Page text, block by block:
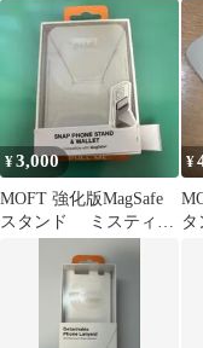
ジェットブラック
ジ
14
¥3,000
MOFT 強化版MagSafe
スタンド ミスティー
グレー 縦横対応
¥